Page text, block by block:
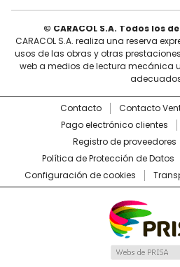
© CARACOL S.A. Todos los
CARACOL S.A. realiza una reserva
usos de las obras y otras
web a medios de lectura mecánica
Contacto Contacto
Pago electrónico clientes
Registro de proveedores
Política de Protección de Datos
Configuración de cookies